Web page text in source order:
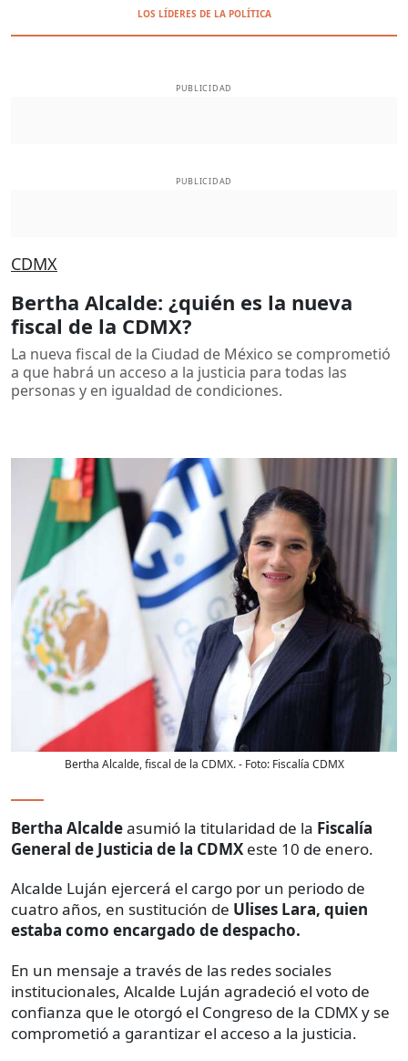
LOS LÍDERES DE LA POLÍTICA
PUBLICIDAD
PUBLICIDAD
CDMX
Bertha Alcalde: ¿quién es la nueva
fiscal de la CDMX?
La nueva fiscal de la Ciudad de México se comprometió
a que habrá un acceso a la justicia para todas las
personas y en igualdad de condiciones.
Bertha Alcalde, fiscal de la CDMX.- Foto: Fiscalía CDMX
Bertha Alcaldeasumió la titularidad de la Fiscalía
General de Justicia de la CDMX este 10 de enero.
Alcalde Luján ejercerá el cargo por un periodo de
cuatro años, en sustitución de Ulises Lara, quien
estaba como encargado de despacho.
En un mensaje a través de las redes sociales
institucionales, Alcalde Luján agradeció el voto de
confianza que le otorgó el Congreso de la CDMX y se
comprometió a garantizar el acceso a la justicia.